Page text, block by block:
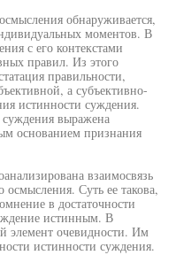
обнаруживается,
моментов. В
с его контекстами
правил. Из этого
правильности,
а субъективно-
истинности суждения.
выражена
основанием признания
взаимосвязь
Суть ее такова,
в достаточности
истинным. В
элемент очевидности. Им
истинности суждения.